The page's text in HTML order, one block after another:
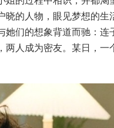
的人物，眼见梦想的
们的想象背道而驰：
人成为密友。某日，